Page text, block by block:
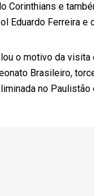
Corinthians e
Eduardo Ferreira e
o motivo da
Brasileiro,
no